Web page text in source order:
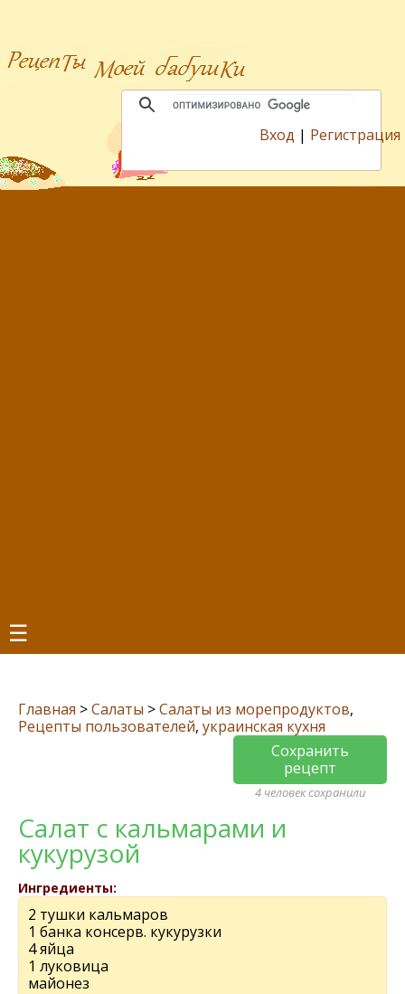
Вход | Регистрация
☰
Главная >Салаты >Салаты из морепродуктов,
Рецепты пользователей, украинская кухня
Сохранить
рецепт
4 человек сохранили
Салат с кальмарами и
кукурузой
Ингредиенты:
2 тушки кальмаров
1 банка консерв. кукурузки
4 яйца
1 луковица
майонез